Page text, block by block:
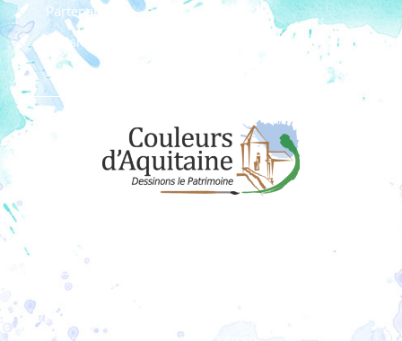
Partenaires
Dossier de presse
Règlement des concours
Résidence La Clairière 1 - 10 rue Ney - 33200 Bordeaux